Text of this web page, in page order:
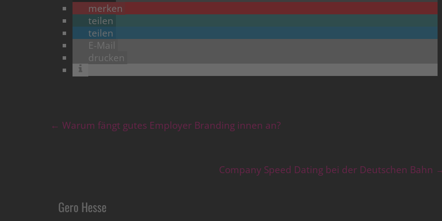
merken
teilen
teilen
E-Mail
drucken
← Warum fängt gutes Employer Branding innen an?
Company Speed Dating bei der Deutschen Bahn
Gero Hesse